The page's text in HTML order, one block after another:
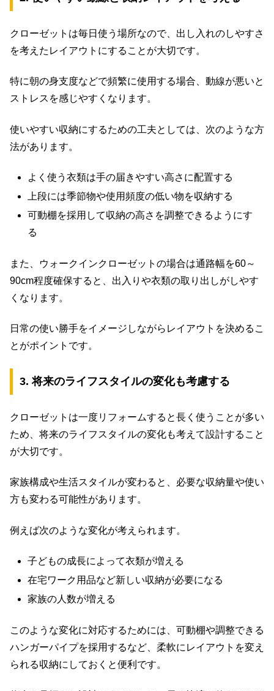
クローゼットは毎日使う場所なので、出し入れのしやすさ
を考えたレイアウトにすることが大切です。
特に朝の身支度などで頻繁に使用する場合、動線が悪いと
ストレスを感じやすくなります。
使いやすい収納にするための工夫としては、次のような方
法があります。
よく使う衣類は手の届きやすい高さに配置する
上段には季節物や使用頻度の低い物を収納する
可動棚を採用して収納の高さを調整できるようにす
る
また、ウォークインクローゼットの場合は通路幅を60～
90cm程度確保すると、出入りや衣類の取り出しがしやす
くなります。
日常の使い勝手をイメージしながらレイアウトを決めるこ
とがポイントです。
3. 将来のライフスタイルの変化も考慮する
クローゼットは一度リフォームすると長く使うことが多い
ため、将来のライフスタイルの変化も考えて設計すること
が大切です。
家族構成や生活スタイルが変わると、必要な収納量や使い
方も変わる可能性があります。
例えば次のような変化が考えられます。
子どもの成長によって衣類が増える
在宅ワーク用品など新しい収納が必要になる
家族の人数が増える
このような変化に対応するためには、可動棚や調整できる
ハンガーパイプを採用するなど、柔軟にレイアウトを変え
られる収納にしておくと便利です。